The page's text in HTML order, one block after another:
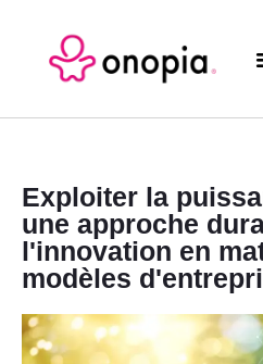
Exploiter la
une approche
l'innovation en
modèles